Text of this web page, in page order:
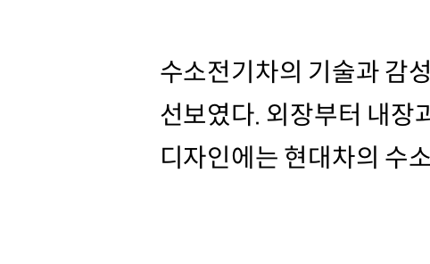
수소전기차의 기술과 감
선보였다. 외장부터 내장
디자인에는 현대차의 수